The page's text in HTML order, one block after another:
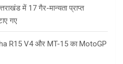
में 17 गैर-मान्यता प्राप्त
गए
R15 V4 और MT-15 का MotoGP